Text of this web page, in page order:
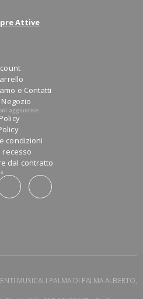
Attive
e Contatti
aggiuntive
condizioni
recesso
dal contratto
MUSICALI PALMA DI PALMA ALBERTO,